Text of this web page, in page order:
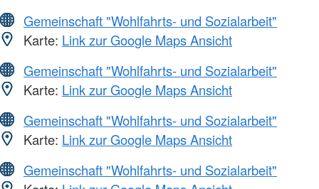
Gemeinschaft "Wohlfahrts- und Sozialarbeit"
Karte: Link zur Google Maps Ansicht
Gemeinschaft "Wohlfahrts- und Sozialarbeit"
Karte: Link zur Google Maps Ansicht
Gemeinschaft "Wohlfahrts- und Sozialarbeit"
Karte: Link zur Google Maps Ansicht
Gemeinschaft "Wohlfahrts- und Sozialarbeit"